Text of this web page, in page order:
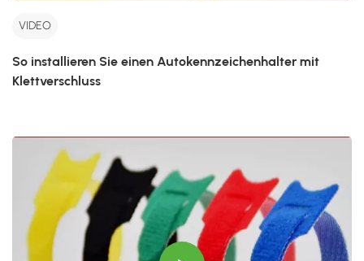
VIDEO
So installieren Sie einen Autokennzeichenhalter mit
Klettverschluss